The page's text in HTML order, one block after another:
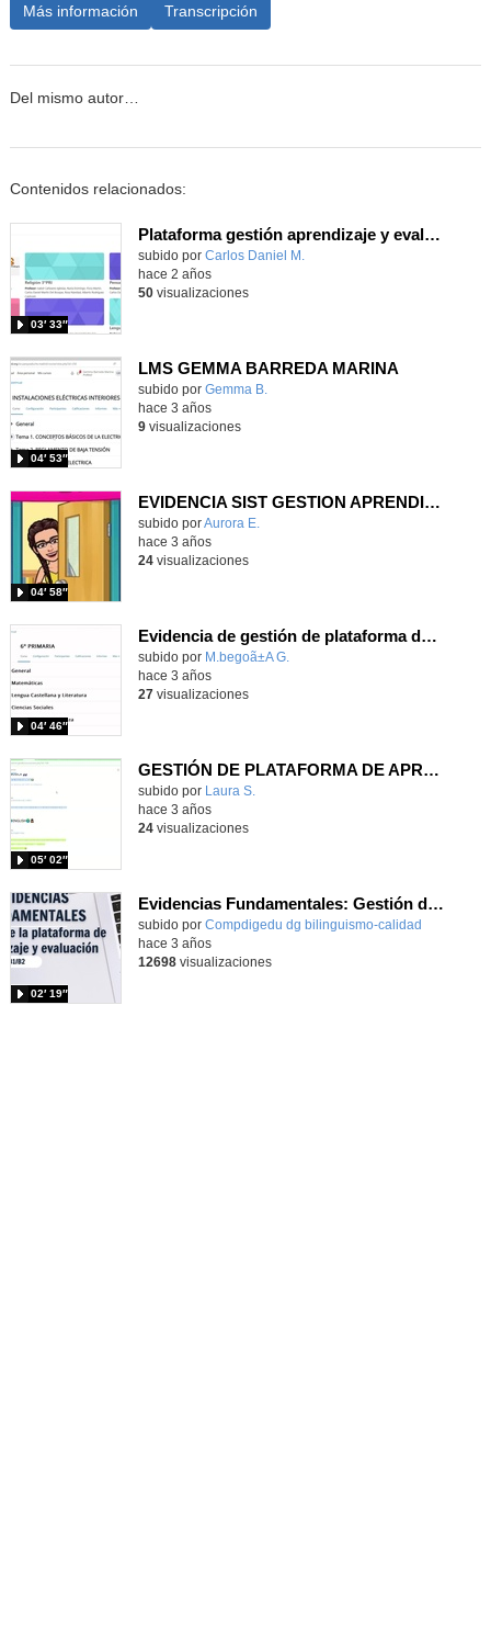
Más información Transcripción
Del mismo autor…
Contenidos relacionados:
Plataforma gestión aprendizaje y evaluación. MOODLE
Contenido educativo.
subido por Carlos Daniel M.
03′ 33″
hace 2 años
50visualizaciones
LMS GEMMA BARREDA MARINA
subido por Gemma B.
04′ 53″
hace 3 años
9visualizaciones
EVIDENCIA SIST GESTION APRENDIZAJE
Contenido educativo.
subido porAurora E.
04′ 58″
hace 3 años
24visualizaciones
Evidencia de gestión de plataforma de aprendizaje y evaluación.
subido por M.begoã±A G.
04′ 46″
hace 3 años
27visualizaciones
GESTIÓN DE PLATAFORMA DE APRENDIZAJE Y EVALUACIÓN
subido por Laura S.
05′ 02″
hace 3 años
24visualizaciones
Evidencias Fundamentales: Gestión de la plataforma de aprendizaje y evaluación: google classroom
subido por Compdigedu dg bilinguismo-calidad
02′ 19″
hace 3 años
12698visualizaciones